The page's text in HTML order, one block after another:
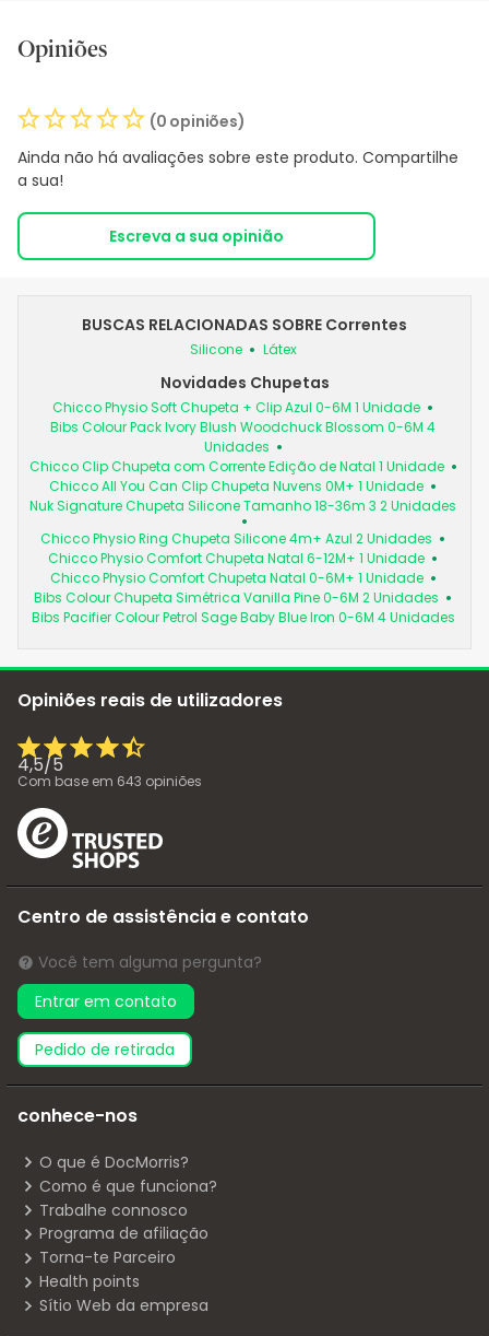
Opiniões
(0 opiniões)
Ainda não há avaliações sobre este produto. Compartilhe
a sua!
Escreva a sua opinião
BUSCAS RELACIONADAS SOBRE Correntes
Silicone Látex
Novidades Chupetas
Chicco Physio Soft Chupeta + Clip Azul 0-6M 1 Unidade
Bibs Colour Pack Ivory Blush Woodchuck Blossom 0-6M 4
Unidades
Chicco Clip Chupeta com Corrente Edição de Natal 1 Unidade
Chicco All You Can Clip Chupeta Nuvens 0M+ 1 Unidade
Nuk Signature Chupeta Silicone Tamanho 18-36m 3 2 Unidades
Chicco Physio Ring Chupeta Silicone 4m+ Azul 2 Unidades
Chicco Physio Comfort Chupeta Natal 6-12M+ 1 Unidade
Chicco Physio Comfort Chupeta Natal 0-6M+ 1 Unidade
Bibs Colour Chupeta Simétrica Vanilla Pine 0-6M 2 Unidades
Bibs Pacifier Colour Petrol Sage Baby Blue Iron 0-6M 4 Unidades
Opiniões reais de utilizadores
4,5/5
Com base em 643 opiniões
Centro de assistência e contato
Você tem alguma pergunta?
Entrar em contato
pedido de retirada
conhece-nos
O que é DocMorris?
Como é que funciona?
Trabalhe connosco
Programa de afiliação
Torna-te Parceiro
Health points
Sítio Web da empresa